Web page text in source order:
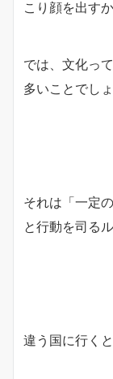
こり顔を出すか
では、文化っ
多いことでし
それは「一定
と行動を司る
違う国に行く